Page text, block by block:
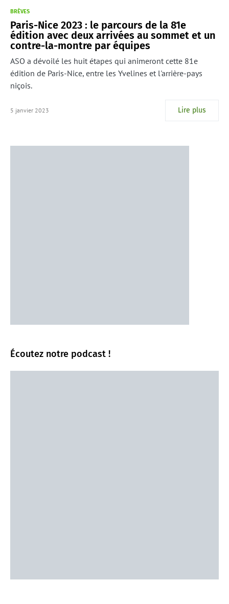
BRÈVES
Paris-Nice 2023 : le parcours de la 81e
édition avec deux arrivées au sommet et un
contre-la-montre par équipes
ASO a dévoilé les huit étapes qui animeront cette 81e
édition de Paris-Nice, entre les Yvelines et l'arrière-pays
niçois.
5 janvier 2023 Lire plus
Écoutez notre podcast !